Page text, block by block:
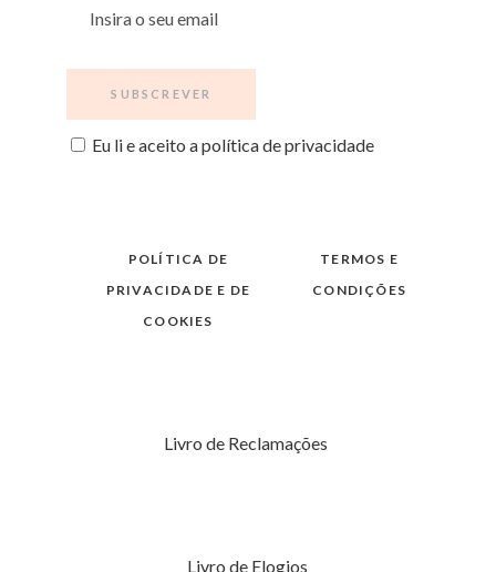
Eu li e aceito a política de privacidade
POLÍTICA DE
PRIVACIDADE E DE
COOKIES
TERMOS E
CONDIÇÕES
Livro de Reclamações
Livro de Elogios